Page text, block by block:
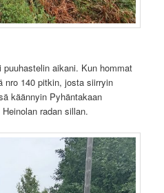
aikani. Kun hommat
nro 140 pitkin, josta siirryin
käännyin Pyhäntakaan
radan sillan.